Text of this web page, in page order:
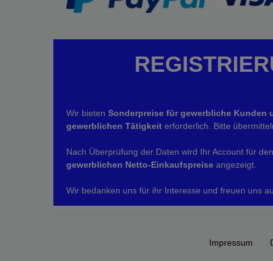
Wir bieten Sonderpreise für gewerbliche Kunden
gewerblichen Tätigkeit erforderlich. Bitte
Nach Überprüfung der Daten wird Ihr Account für
gewerblichen Netto-Einkaufspreise angezeigt.
Wir bedanken uns für ihr Interesse und freuen uns
Impressum